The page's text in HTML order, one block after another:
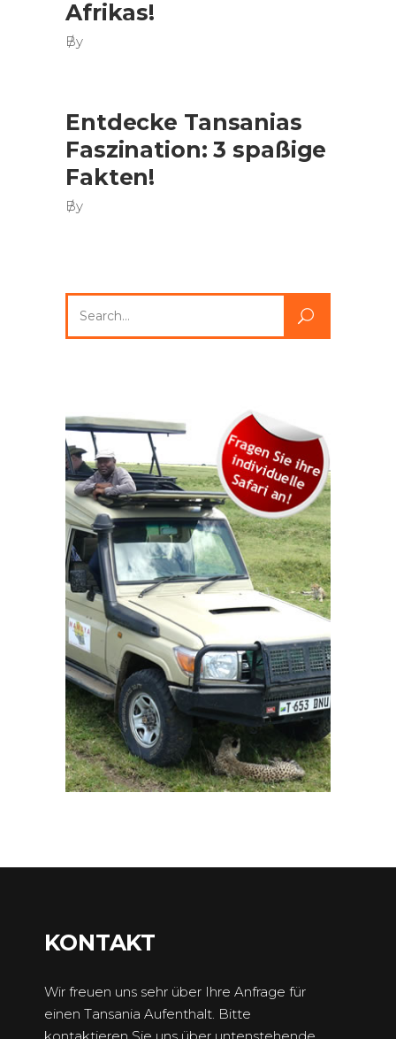
Afrikas!
By
Entdecke Tansanias
Faszination: 3 spaßige
Fakten!
By
for:
KONTAKT
Wir freuen uns sehr über Ihre Anfrage für
einen Tansania Aufenthalt. Bitte